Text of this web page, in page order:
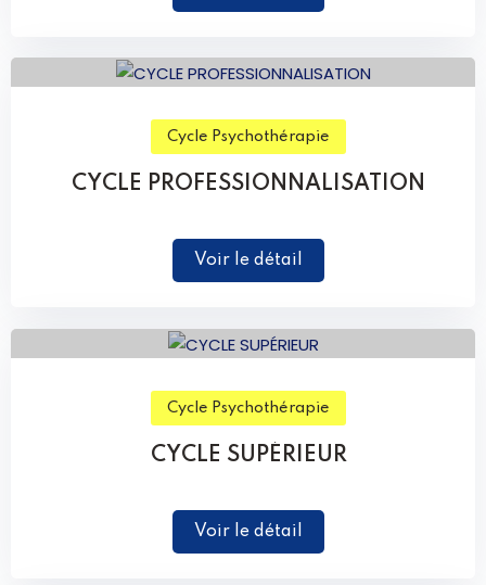
Cycle Psychothérapie
CYCLE PROFESSIONNALISATION
Voir le détail
Cycle Psychothérapie
CYCLE SUPÉRIEUR
Voir le détail